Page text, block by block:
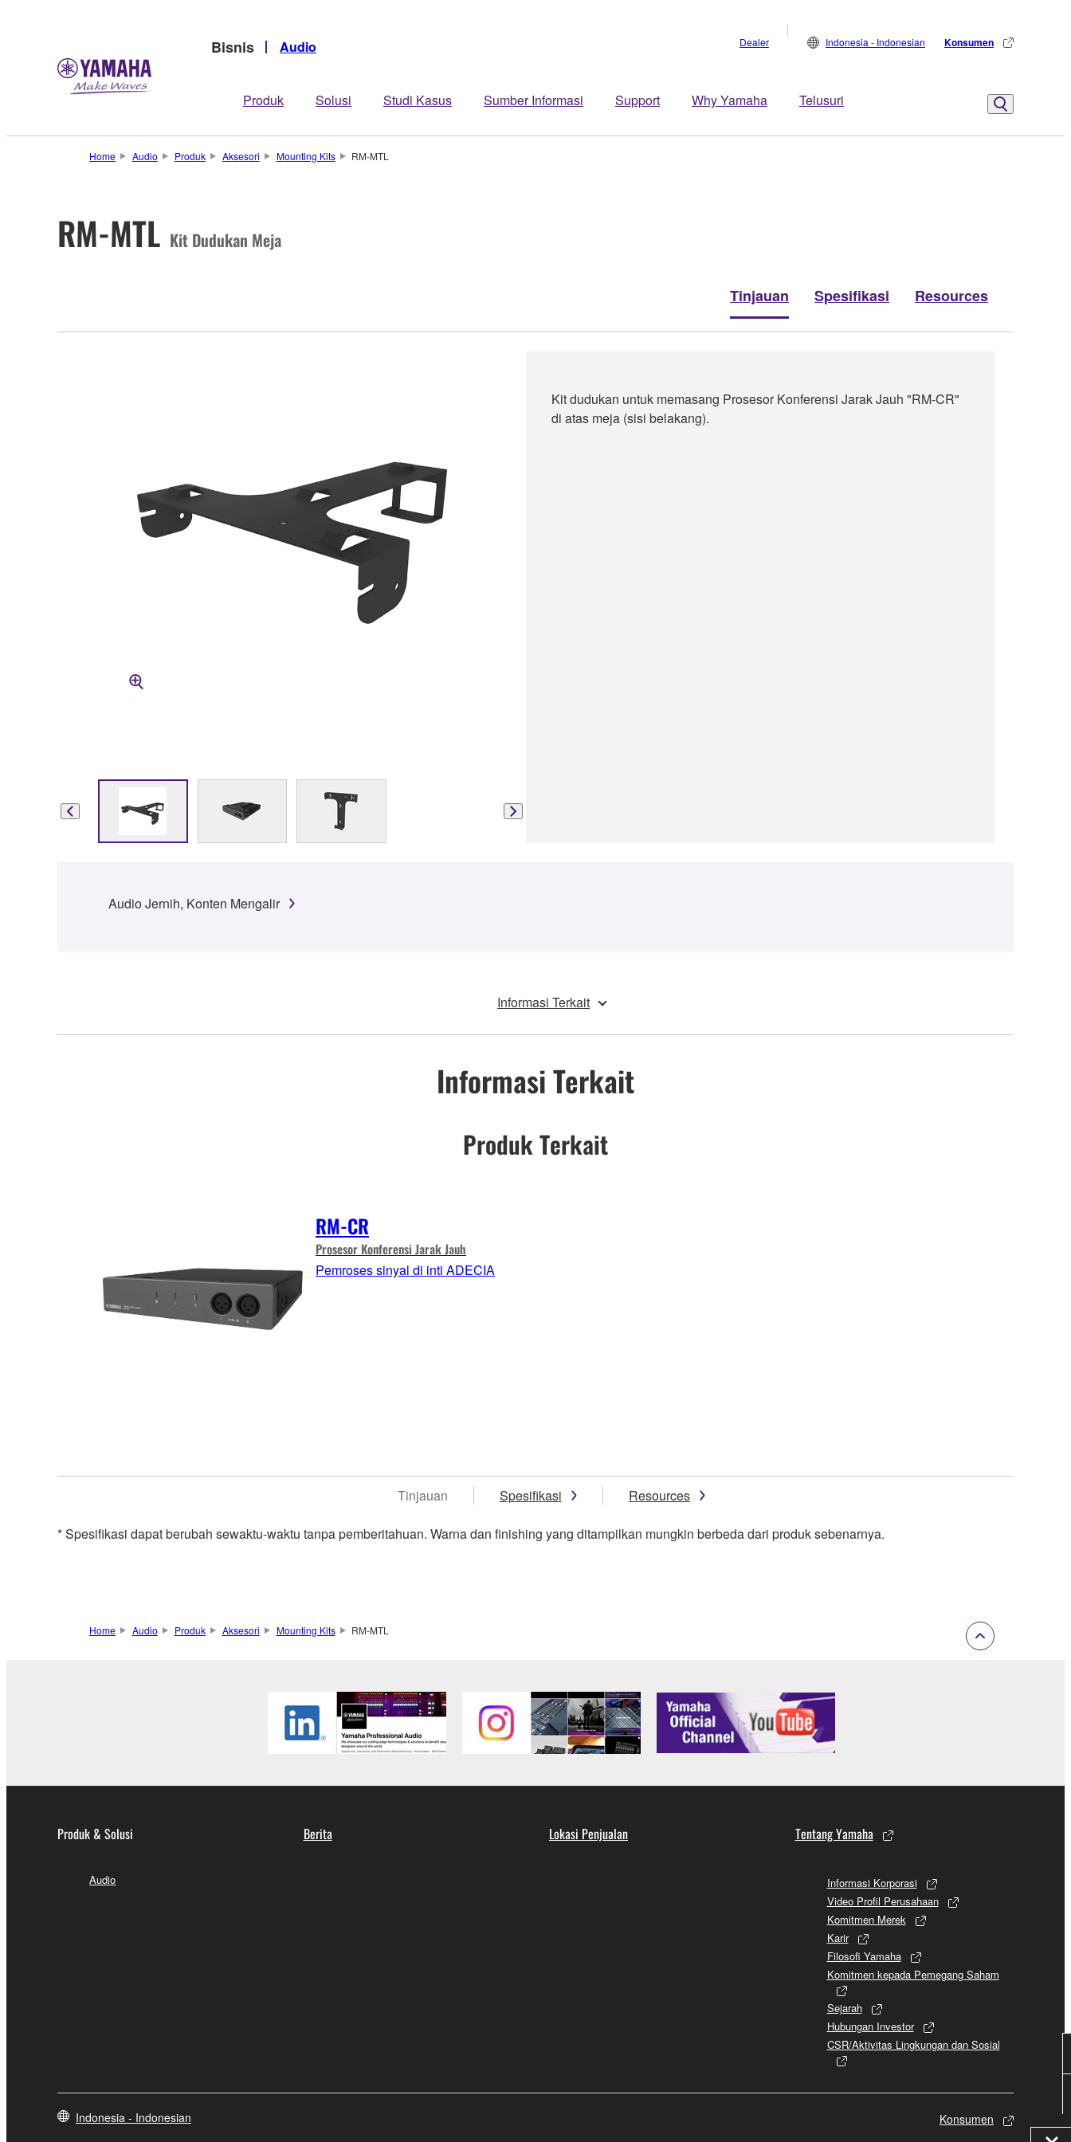
Bisnis Audio
Produk Solusi Studi Kasus Sumber Informasi Support Why Yamaha Telusuri
Dealer Indonesia - Indonesian Konsumen
Home Audio Produk Aksesori Mounting Kits RM-MTL
RM-MTL Kit Dudukan Meja
Tinjauan Spesifikasi Resources
Kit dudukan untuk memasang Prosesor Konferensi Jarak Jauh "RM-CR"
di atas meja (sisi belakang).
Audio Jernih, Konten Mengalir
Informasi Terkait
Informasi Terkait
Produk Terkait
RM-CR
Prosesor Konferensi Jarak Jauh
Pemroses sinyal di inti ADECIA
Tinjauan Spesifikasi Resources
* Spesifikasi dapat berubah sewaktu-waktu tanpa pemberitahuan. Warna dan finishing yang ditampilkan mungkin berbeda dari produk sebenarnya.
Home Audio Produk Aksesori Mounting Kits RM-MTL
Produk & Solusi
Audio
Berita Lokasi Penjualan Tentang Yamaha
Informasi Korporasi
Video Profil Perusahaan
Komitmen Merek
Karir
Filosofi Yamaha
Komitmen kepada Pemegang Saham
Sejarah
Hubungan Investor
CSR/Aktivitas Lingkungan dan Sosial
Indonesia - Indonesian Konsumen